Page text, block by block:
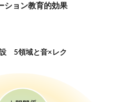
ション教育的効果
5領域と音×レク